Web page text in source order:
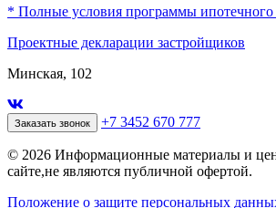
* Полные условия программы ипотечного
Проектные декларации застройщиков
Минская, 102
Заказать звонок +7 3452 670 777
© 2026 Информационные материалы и
сайте,не являются публичной офертой.
Положение о защите персональных